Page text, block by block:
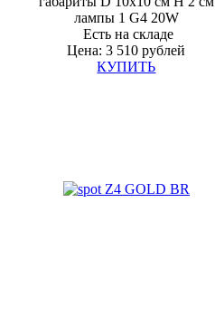
лампы 1 G4 20W
Есть на складе
Цена: 3 510 рублей
КУПИТЬ